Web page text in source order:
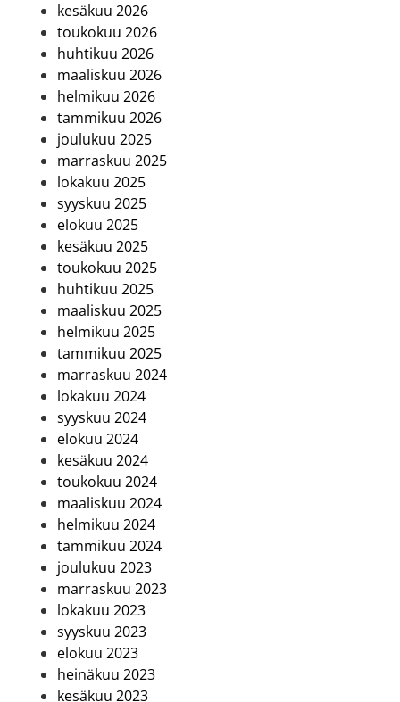
kesäkuu 2026
toukokuu 2026
huhtikuu 2026
maaliskuu 2026
helmikuu 2026
tammikuu 2026
joulukuu 2025
marraskuu 2025
lokakuu 2025
syyskuu 2025
elokuu 2025
kesäkuu 2025
toukokuu 2025
huhtikuu 2025
maaliskuu 2025
helmikuu 2025
tammikuu 2025
marraskuu 2024
lokakuu 2024
syyskuu 2024
elokuu 2024
kesäkuu 2024
toukokuu 2024
maaliskuu 2024
helmikuu 2024
tammikuu 2024
joulukuu 2023
marraskuu 2023
lokakuu 2023
syyskuu 2023
elokuu 2023
heinäkuu 2023
kesäkuu 2023